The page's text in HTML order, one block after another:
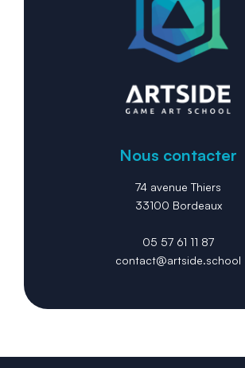
Nous contacter
74 avenue Thiers
33100 Bordeaux
05 57 61 11 87
contact@artside.school